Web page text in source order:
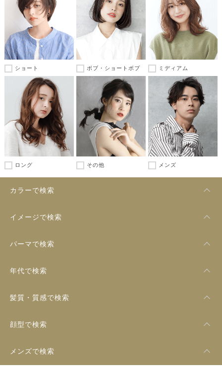
ショート ボブ・ショートボブ ミディアム
ロング その他 メンズ
カラーで検索
イメージで検索
パーマで検索
年代で検索
髪質・質感で検索
顔型で検索
メンズで検索